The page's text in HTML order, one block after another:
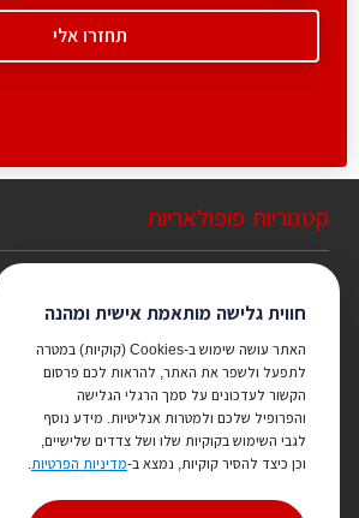
חווית גלישה מותאמת אישית ומהנה
האתר עושה שימוש ב-Cookies (קוקיות) במטרה
לתפעל ולשפר את האתר, להראות לכם פרסום
הקשור לעדכונים על סמך הרגלי הגלישה
והפרופיל שלכם ולמטרות אנליטיות. מידע נוסף
לגבי השימוש בקוקיות שלו ושל צדדים שלישיים,
וכן כיצד להסיר קוקיות, נמצא ב-מדיניות הפרטיות.
קטגוריות פופולאריות
כללי
צריכים ייעוץ מהמקצוענים שלנו? נשמח לעמוד